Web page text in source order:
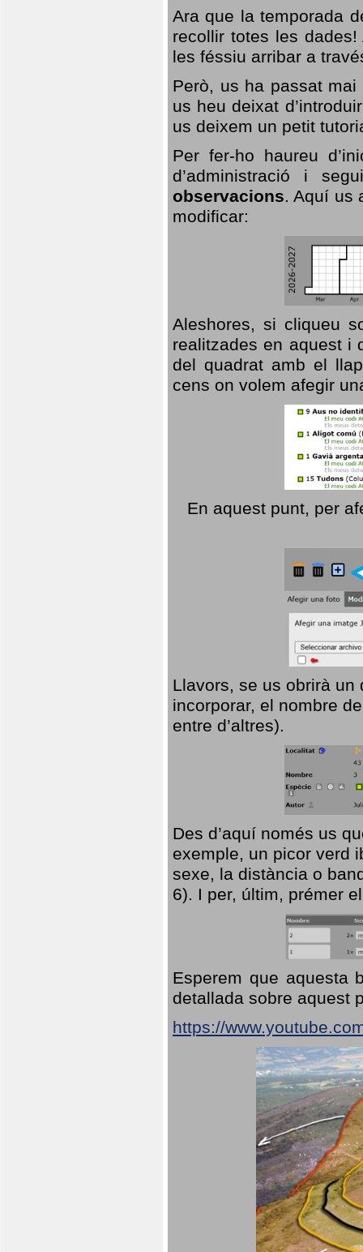
Ara que la temporada
recollir totes les
les féssiu arribar a
Però, us ha passat
us heu deixat
us deixem un petit
Per fer-ho haureu
d’administració i
observacions. Aquí us
modificar:
Aleshores, si cliqueu
realitzades en aquest i
del quadrat amb el
cens on volem afegir
En aquest punt, per
Llavors, se us obrirà
incorporar, el nombre
entre d’altres).
Des d’aquí només us
exemple, un picor verd
sexe, la distància o
6). I per, últim, prémer
Esperem que aquesta
detallada sobre aquest
https://